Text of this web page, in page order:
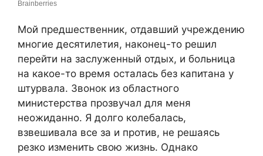
Мой предшественник, отдавший учреждению
многие десятилетия, наконец-то решил
перейти на заслуженный отдых, и больница
на какое-то время осталась без капитана у
штурвала. Звонок из областного
министерства прозвучал для меня
неожиданно. Я долго колебалась,
взвешивала все за и против, не решаясь
резко изменить свою жизнь. Однако